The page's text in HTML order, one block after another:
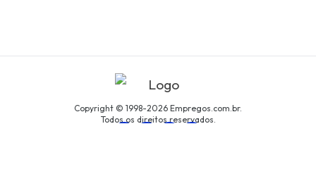
Copyright © 1998-2026 Empregos.com.br.
Todos os direitos reservados.